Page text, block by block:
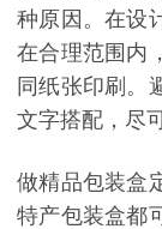
种原因。在设
在合理范围内
同纸张印刷。
文字搭配，尽
做精品包装盒
特产包装盒都